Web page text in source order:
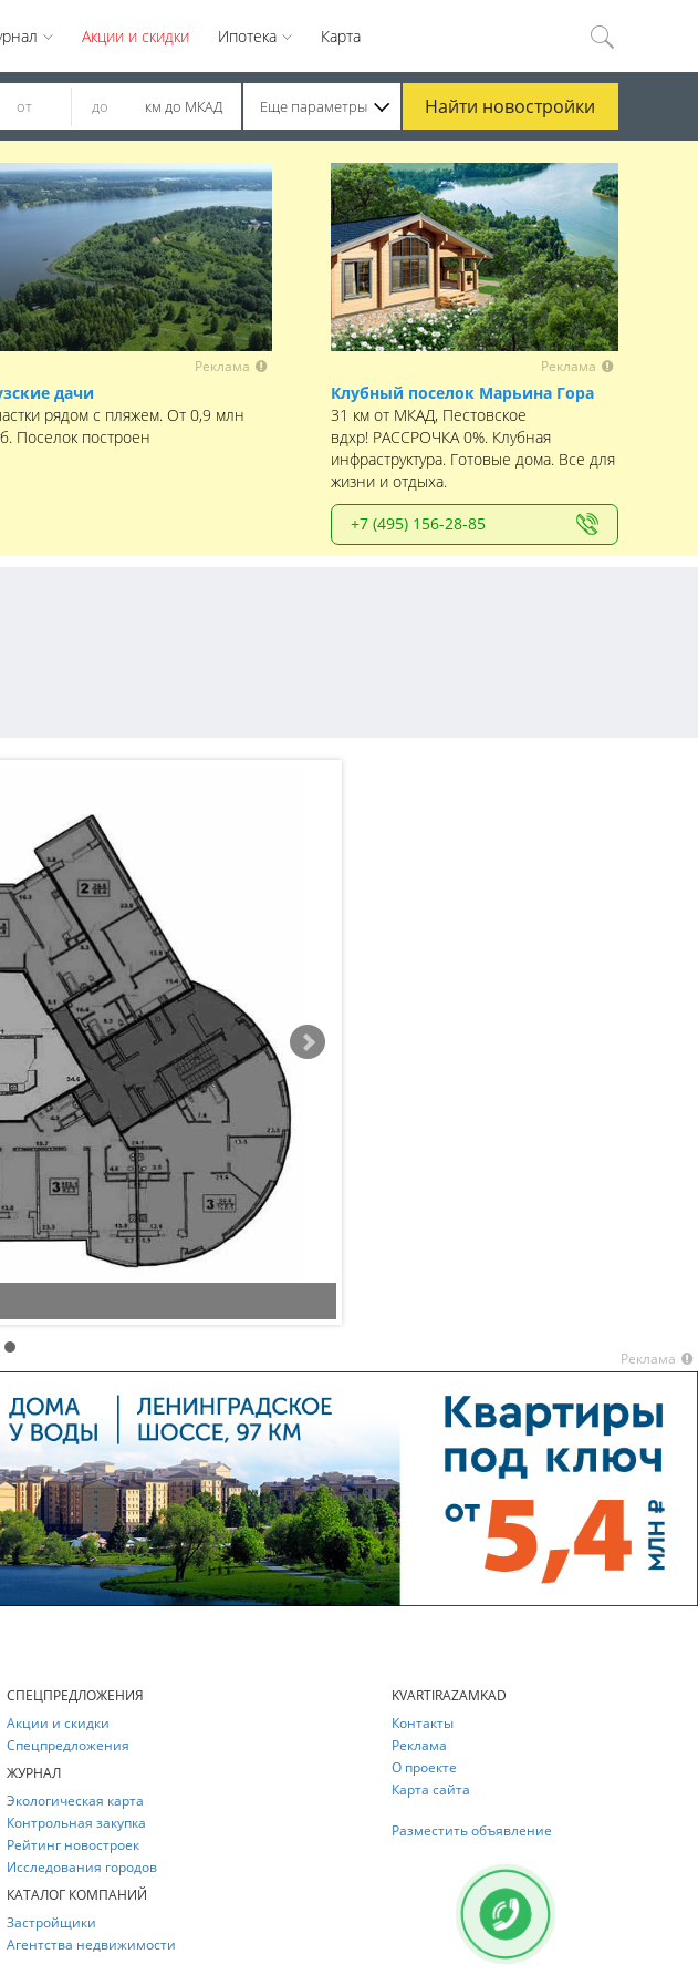
Акции и скидки Ипотека Карта
км до МКАД Еще параметры Найти новостройки
Реклама
дачи
рядом с пляжем. От 0,9 млн
Поселок построен
Реклама
Клубный поселок Марьина Гора
31 км от МКАД, Пестовское
вдхр! РАССРОЧКА 0%. Клубная
инфраструктура. Готовые дома. Все для
жизни и отдыха.
+7 (495) 156-28-85
Реклама
СПЕЦПРЕДЛОЖЕНИЯ
Акции и скидки
Спецпредложения
ЖУРНАЛ
Экологическая карта
Контрольная закупка
Рейтинг новостроек
Исследования городов
КАТАЛОГ КОМПАНИЙ
Застройщики
Агентства недвижимости
KVARTIRAZAMKAD
Контакты
Реклама
О проекте
Карта сайта
Разместить объявление